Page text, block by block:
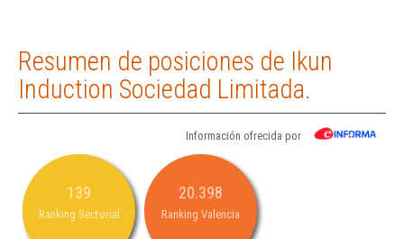
Resumen de posiciones de Ikun
Induction Sociedad Limitada.
Información ofrecida por
139
Ranking Sectorial
20.398
Ranking Valencia